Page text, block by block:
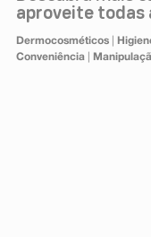
aproveite todas
Dermocosméticos|
Conveniência|